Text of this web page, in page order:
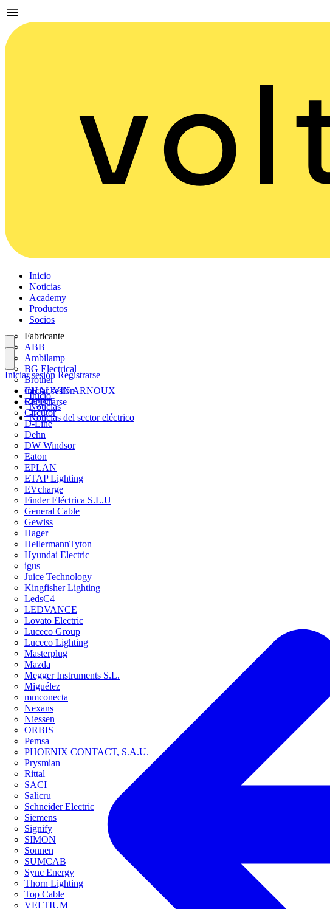
Inicio
Noticias
Academy
Productos
Socios
Fabricante
ABB
Ambilamp
BG Electrical
Brother
CHAUVIN ARNOUX
CHINT
Circutor
D-Line
Dehn
DW Windsor
Eaton
EPLAN
ETAP Lighting
EVcharge
Finder Eléctrica S.L.U
General Cable
Gewiss
Hager
HellermannTyton
Hyundai Electric
igus
Juice Technology
Kingfisher Lighting
LedsC4
LEDVANCE
Lovato Electric
Luceco Group
Luceco Lighting
Masterplug
Mazda
Megger Instruments S.L.
Miguélez
mmconecta
Nexans
Niessen
ORBIS
Pemsa
PHOENIX CONTACT, S.A.U.
Prysmian
Rittal
SACI
Salicru
Schneider Electric
Siemens
Signify
SIMON
Sonnen
SUMCAB
Sync Energy
Thorn Lighting
Top Cable
VELTIUM
Iniciar sesión
Registrarse
Iniciar sesión Registrarse
Inicio
Noticias
Noticias del sector eléctrico